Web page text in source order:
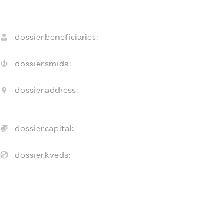
dossier.beneficiaries:
dossier.smida:
dossier.address:
dossier.capital:
dossier.kveds: